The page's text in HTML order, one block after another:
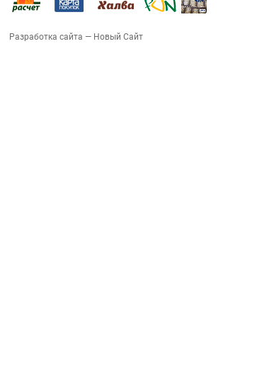
Разработка сайта — Новый Сайт